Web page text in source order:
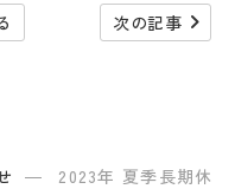
次の記事navigate_next
2023年 夏季長期休